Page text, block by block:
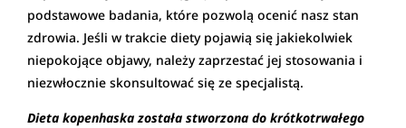
podstawowe badania, które pozwolą ocenić nasz stan
zdrowia. Jeśli w trakcie diety pojawią się jakiekolwiek
niepokojące objawy, należy zaprzestać jej stosowania i
niezwłocznie skonsultować się ze specjalistą.
Dieta kopenhaska została stworzona do krótkotrwałego